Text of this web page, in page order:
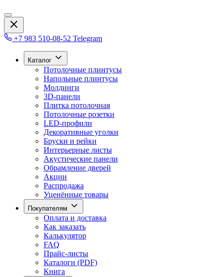
+7 983 510-08-52 Telegram
Каталог
Потолочные плинтусы
Напольные плинтусы
Молдинги
3D-панели
Плитка потолочная
Потолочные розетки
LED-профили
Декоративные уголки
Бруски и рейки
Интерьерные листы
Акустические панели
Обрамление дверей
Акции
Распродажа
Уценённые товары
Покупателям
Оплата и доставка
Как заказать
Калькулятор
FAQ
Прайс-листы
Каталоги (PDF)
Книга